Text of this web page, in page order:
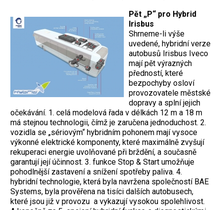
Pět „P“ pro Hybrid
Irisbus
Shrneme-li výše
uvedené, hybridní verze
autobusů Irisbus Iveco
mají pět výrazných
předností, které
bezpochyby osloví
provozovatele městské
dopravy a splní jejich
očekávání. 1. celá modelová řada v délkách 12 m a 18 m
má stejnou technologii, čímž je zaručena jednoduchost. 2.
vozidla se „sériovým“ hybridním pohonem mají vysoce
výkonné elektrické komponenty, které maximálně zvyšují
rekuperaci energie uvolňované při brždění, a současně
garantují její účinnost. 3. funkce Stop & Start umožňuje
pohodlnější zastavení a snížení spotřeby paliva. 4.
hybridní technologie, která byla navržena společností BAE
Systems, byla prověřena na tisíci dalších autobusech,
které jsou již v provozu a vykazují vysokou spolehlivost.